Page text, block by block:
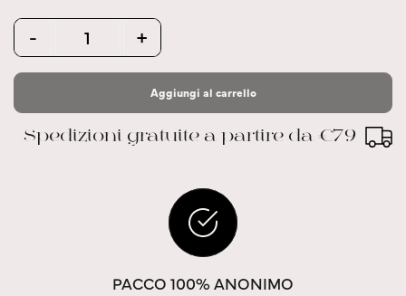
Quantity
- +
Aggiungi al carrello
Spedizioni gratuite a partire da €79
PACCO 100% ANONIMO